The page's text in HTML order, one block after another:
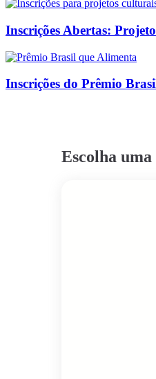
Inscrições Abertas:
Inscrições do Prêmio
Escolha